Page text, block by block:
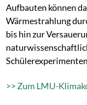
Aufbauten können
Wärmestrahlung
bis hin zur
>> Zum LMU-